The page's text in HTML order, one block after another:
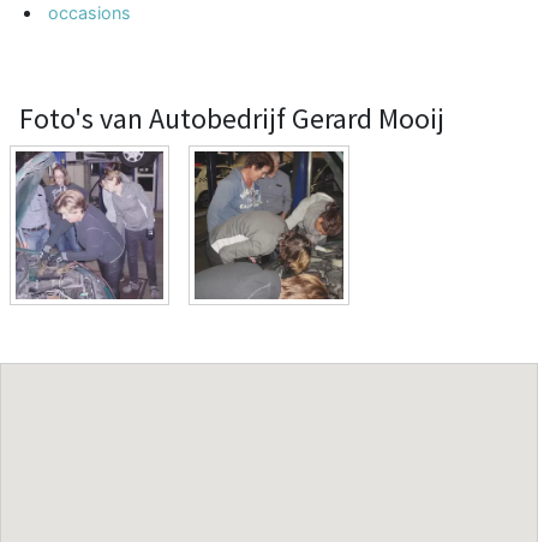
occasions
Foto's van Autobedrijf Gerard Mooij